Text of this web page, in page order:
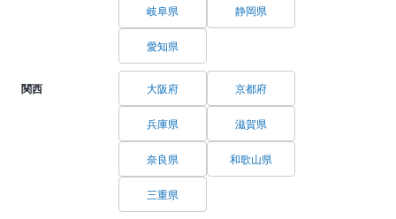
岐阜県 静岡県
愛知県
関西 大阪府 京都府
兵庫県 滋賀県
奈良県 和歌山県
三重県